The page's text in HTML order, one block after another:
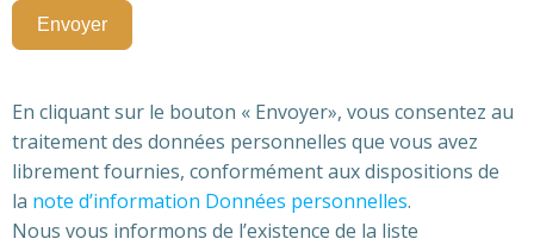
Envoyer
En cliquant sur le bouton « Envoyer», vous consentez au
traitement des données personnelles que vous avez
librement fournies, conformément aux dispositions de
la note d’information Données personnelles.
Nous vous informons de l’existence de la liste